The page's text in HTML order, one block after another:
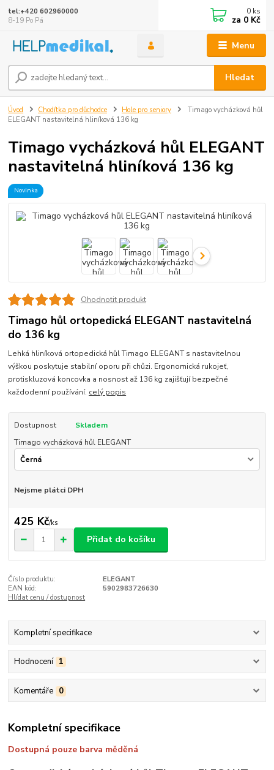
Menu
Hledat
tel:+420 602960000
8-19 Po Pá
0 ks
za 0 Kč
Úvod Chodítka pro důchodce Hole pro seniory
Timago vycházková hůl
ELEGANT nastavitelná hliníková 136 kg
Timago vycházková hůl ELEGANT
nastavitelná hliníková 136 kg
Novinka
Ohodnotit produkt
Timago hůl ortopedická ELEGANT nastavitelná
do 136 kg
Lehká hliníková ortopedická hůl Timago ELEGANT s nastavitelnou
výškou poskytuje stabilní oporu při chůzi. Ergonomická rukojeť,
protiskluzová koncovka a nosnost až 136 kg zajišťují bezpečné
každodenní používání. celý popis
Dostupnost
Skladem
Timago vycházková hůl ELEGANT
Nejsme plátci DPH
425 Kč/ks
Přidat do košíku
Číslo produktu:
ELEGANT
EAN kód:
5902983726630
Hlídat cenu / dostupnost
Kompletní specifikace
Hodnocení 1
Komentáře 0
Kompletní specifikace
Dostupná pouze barva měděná